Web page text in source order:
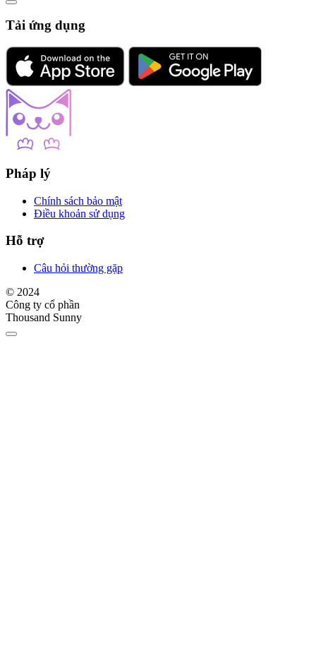
Tải ứng dụng
Pháp lý
Chính sách bảo mật
Điều khoản sử dụng
Hỗ trợ
Câu hỏi thường gặp
© 2024
Công ty cổ phần
Thousand Sunny